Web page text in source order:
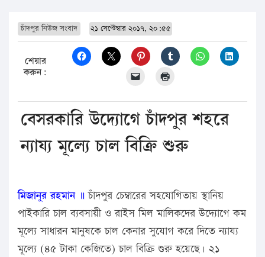
চাঁদপুর নিউজ সংবাদ ২১ সেপ্টেম্বার ২০১৭, ২০:৫৫
শেয়ার
করুন:
বেসরকারি উদ্যোগে চাঁদপুর শহরে
ন্যায্য মূল্যে চাল বিক্রি শুরু
মিজানুর রহমান ॥ চাঁদপুর চেম্বারের সহযোগিতায় স্থানিয়
পাইকারি চাল ব্যবসায়ী ও রাইস মিল মালিকদের উদ্যোগে কম
মূল্যে সাধারন মানুষকে চাল কেনার সুযোগ করে দিতে ন্যায্য
মূল্যে (৪৫ টাকা কেজিতে) চাল বিক্রি শুরু হয়েছে। ২১